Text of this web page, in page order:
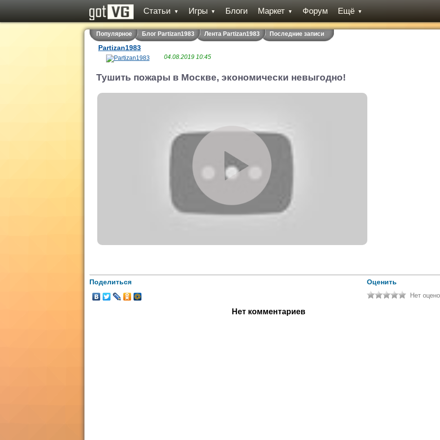
Статьи ▼ Игры ▼ Блоги Маркет ▼ Форум Ещё ▼
Популярное Блог Partizan1983 Лента Partizan1983 Последние записи
Partizan1983
04.08.2019 10:45
Тушить пожары в Москве, экономически невыгодно!
Оценить
Нет
Поделиться
Нет комментариев